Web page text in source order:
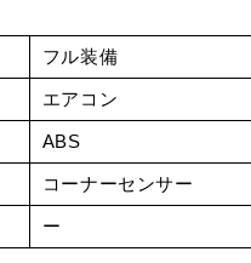
フル装備
エアコン
ABS
コーナーセンサー
ー